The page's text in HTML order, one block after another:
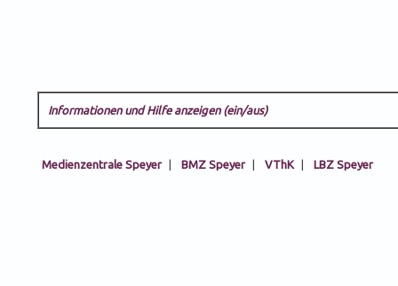
Informationen und Hilfe anzeigen (ein/aus)
Medienzentrale Speyer | BMZ Speyer | VThK | LBZ Speyer